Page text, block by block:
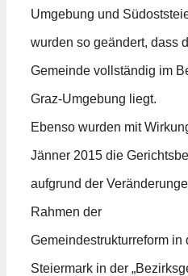
Umgebung und
wurden so geändert, dass
Gemeinde vollständig im
Graz-Umgebung liegt.
Ebenso wurden mit
Jänner 2015 die
aufgrund der
Rahmen der
Gemeindestrukturreform in
Steiermark in der